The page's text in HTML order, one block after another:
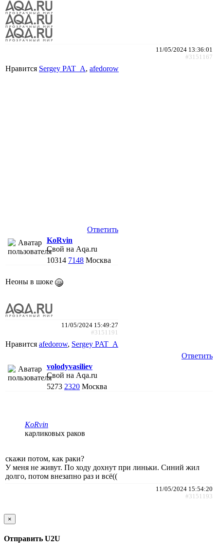
11/05/2024 13:36:01
#3151167
Нравится Sergey PAT_A, afedorow
Ответить
KoRvin
Свой на Aqa.ru
10314 7148 Москва
Неоны в шоке
11/05/2024 15:49:27
#3151191
Нравится afedorow, Sergey PAT_A
Ответить
volodyvasiliev
Свой на Aqa.ru
5273 2320 Москва
KoRvin
карликовых раков
скажи потом, как раки?
У меня не живут. По ходу дохнут при линьки. Синий жил
долго, потом внезапно раз и всё((
11/05/2024 15:54:20
#3151193
×
Отправить U2U